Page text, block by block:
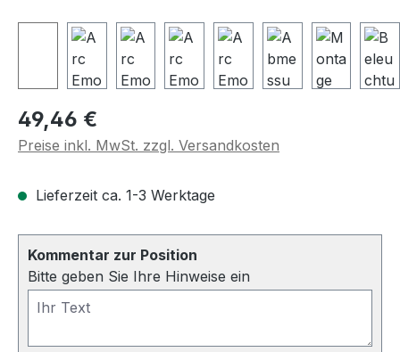
Regulärer Preis:
49,46 €
Preise inkl. MwSt. zzgl. Versandkosten
Lieferzeit ca. 1-3 Werktage
Kommentar zur Position
Bitte geben Sie Ihre Hinweise ein